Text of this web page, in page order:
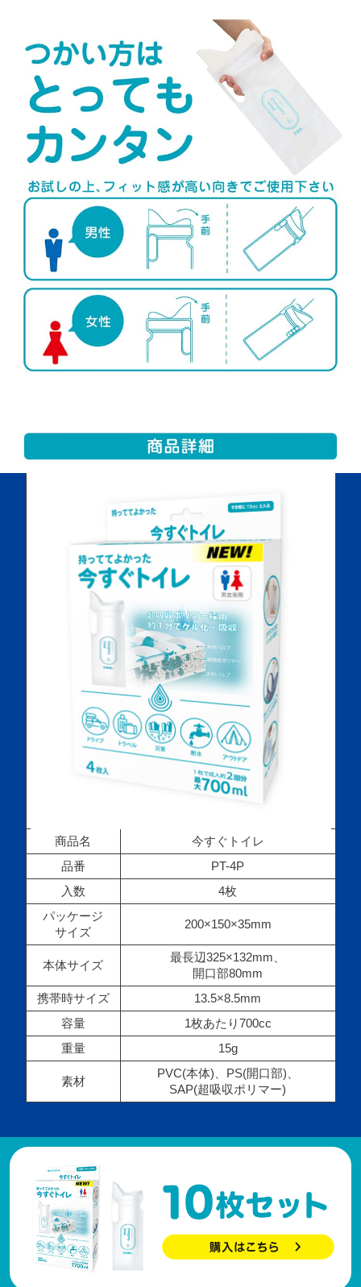
商品名
今すぐトイレ
品番
PT-4P
入数
4枚
パッケージ
サイズ
200×150×35mm
本体サイズ
最長辺325×132mm、
開口部80mm
携帯時サイズ
13.5×8.5mm
容量
1枚あたり700cc
重量
15g
素材
PVC(本体)、PS(開口部)、
SAP(超吸収ポリマー)